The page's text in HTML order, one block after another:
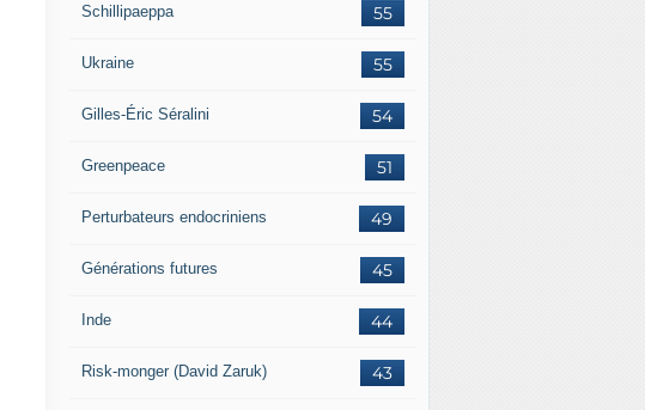
55
Schillipaeppa
55
Ukraine
54
Gilles-Éric Séralini
51
Greenpeace
49
Perturbateurs endocriniens
45
Générations futures
44
Inde
43
Risk-monger (David Zaruk)